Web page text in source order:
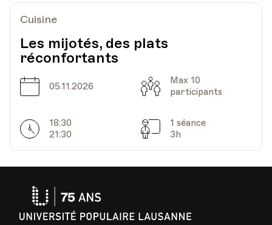
Cuisine
Les mijotés, des plats
réconfortants
Date
05.11.2026 Capacité
Max 10
participants
Horarires
18:30
21:30
Séances
1 séance
3h